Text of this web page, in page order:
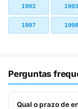
1992 1993
1997 1998
Perguntas
Qual o prazo de